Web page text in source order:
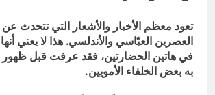
تعود معظم الأخبار والأشعار التي تتحدث عن
العصرين العبّاسي والأندلسي. هذا لا يعني
في هاتين الحضارتين، فقد عرفت قبل ظهور
به بعض الخلفاء الأمويين.